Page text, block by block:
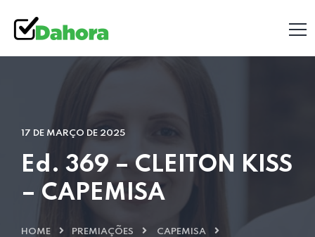
17 DE MARÇO DE 2025
Ed. 369 – CLEITON KISS
– CAPEMISA
HOME PREMIAÇÕES CAPEMISA